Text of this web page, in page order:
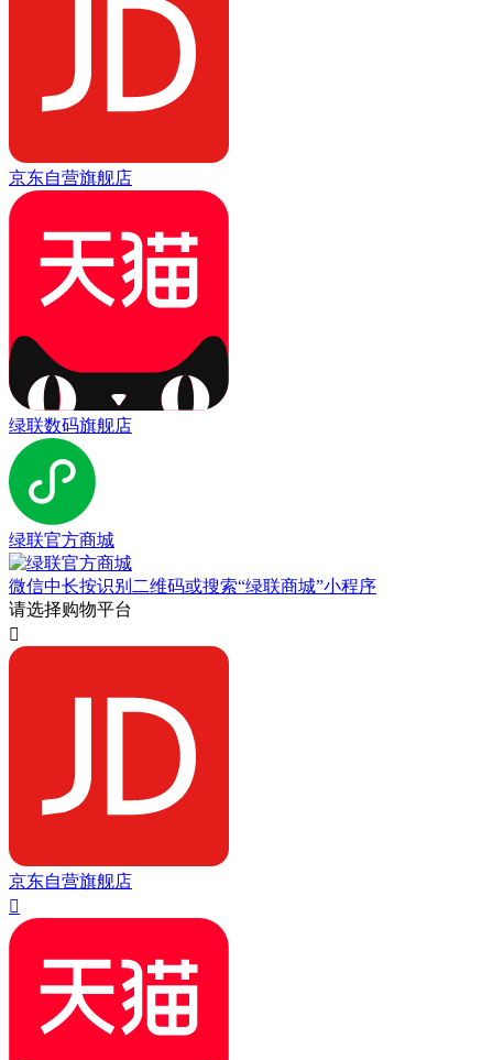
京东自营旗舰店
绿联数码旗舰店
绿联官方商城
微信中长按识别二维码或搜索“绿联商城”小程序
请选择购物平台

京东自营旗舰店
